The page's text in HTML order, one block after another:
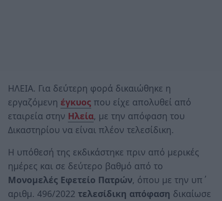
ΗΛΕΙΑ. Για δεύτερη φορά δικαιώθηκε η
εργαζόμενη έγκυος που είχε απολυθεί από
εταιρεία στην Ηλεία, με την απόφαση του
Δικαστηρίου να είναι πλέον τελεσίδικη.
Η υπόθεσή της εκδικάστηκε πριν από μερικές
ημέρες και σε δεύτερο βαθμό από το
Μονομελές Εφετείο Πατρών, όπου με την υπ΄
αριθμ. 496/2022 τελεσίδικη απόφαση δικαίωσε